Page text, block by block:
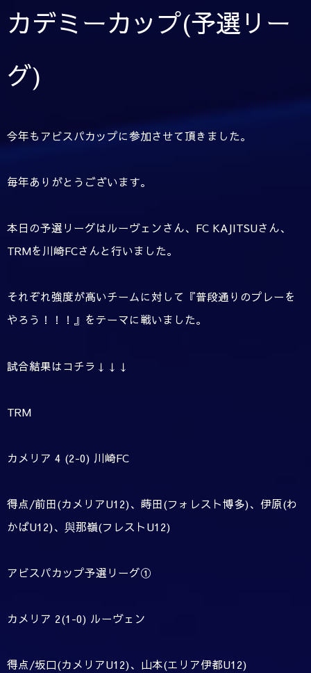
カデミーカップ(予選リー
グ)
今年もアビスパカップに参加させて頂きました。
毎年ありがとうございます。
本日の予選リーグはルーヴェンさん、FC KAJITSUさん、
TRMを川崎FCさんと行いました。
それぞれ強度が高いチームに対して『普段通りのプレーを
やろう！！！』をテーマに戦いました。
試合結果はコチラ↓↓↓
TRM
カメリア 4 (2-0) 川崎FC
得点/前田(カメリアU12)、蒔田(フォレスト博多)、伊原(わ
かばU12)、與那嶺(フレストU12)
アビスパカップ予選リーグ①
カメリア 2(1-0) ルーヴェン
得点/坂口(カメリアU12)、山本(エリア伊都U12)